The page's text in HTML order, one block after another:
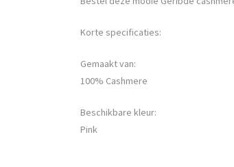
Korte specificaties:
Gemaakt van:
100% Cashmere
Beschikbare kleur:
Pink